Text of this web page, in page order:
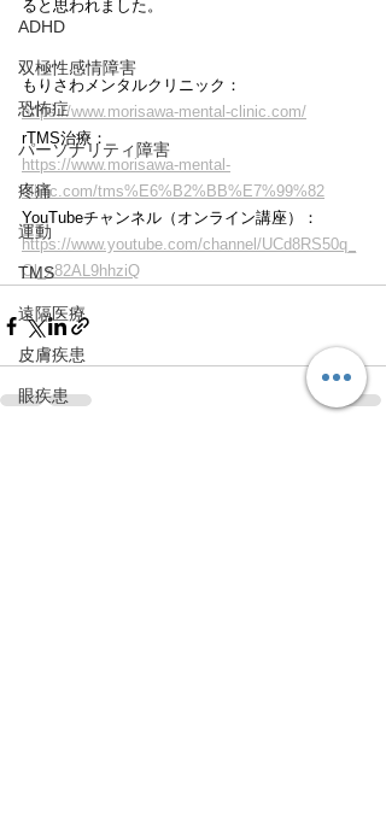
ADHD
双極性感情障害
恐怖症
パーソナリティ障害
疼痛
運動
TMS
遠隔医療
皮膚疾患
眼疾患
ると思われました。
もりさわメンタルクリニック：
https://www.morisawa-mental-clinic.com/
rTMS治療：
https://www.morisawa-mental-
clinic.com/tms%E6%B2%BB%E7%99%82
YouTubeチャンネル（オンライン講座）：
https://www.youtube.com/channel/UCd8RS50q_
Ol_x82AL9hhziQ